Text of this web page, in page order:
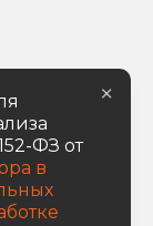
ФЗ от
в
×